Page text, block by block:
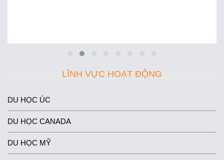
LĨNH VỰC HOẠT ĐỘNG
DU HỌC ÚC
DU HỌC CANADA
DU HỌC MỸ